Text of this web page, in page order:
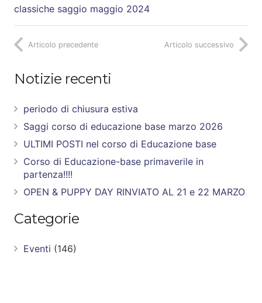
classiche saggio maggio 2024
Articolo precedente Articolo successivo
Notizie recenti
periodo di chiusura estiva
Saggi corso di educazione base marzo 2026
ULTIMI POSTI nel corso di Educazione base
Corso di Educazione-base primaverile in
partenza!!!!
OPEN & PUPPY DAY RINVIATO AL 21 e 22 MARZO
Categorie
Eventi (146)